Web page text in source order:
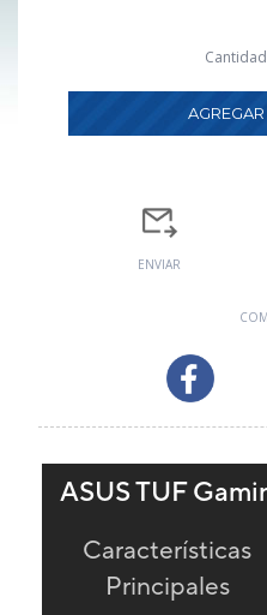
ENVIAR
ASUS TUF
Características
Principales